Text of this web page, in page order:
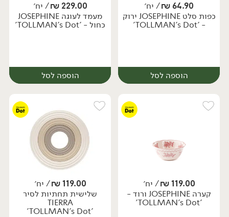
יח׳ יח׳
64.90
₪/ יח׳
כפות סלט JOSEPHINE ירוק
- 'TOLLMAN's Dot'
הוספה לסל
יח׳
229.00
₪/ יח׳
מעמד לעוגה JOSEPHINE
כחול - 'TOLLMAN's Dot'
הוספה לסל
יח׳
119.00
₪/ יח׳
קערה JOSEPHINE ורוד -
'TOLLMAN's Dot'
119.00
₪/ יח׳
שלישית תחתיות לסיר
TIERRA
'TOLLMAN's Dot'